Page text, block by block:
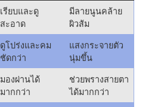
เรียบและดู
สะอาด
มีลายนูนคล้าย
ผิวส้ม
ดูโปร่งและคม
ชัดกว่า
แสงกระจายตัว
นุ่มขึ้น
มองผ่านได้
มากกว่า
ช่วยพรางสายตา
ได้มากกว่า